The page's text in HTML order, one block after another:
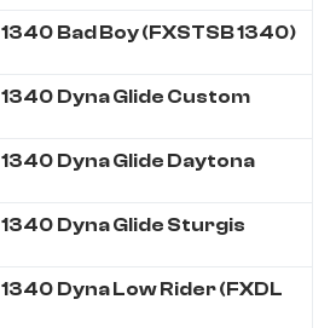
1340 Bad Boy (FXSTSB 1340)
1340 Dyna Glide Custom
1340 Dyna Glide Daytona
1340 Dyna Glide Sturgis
1340 Dyna Low Rider (FXDL